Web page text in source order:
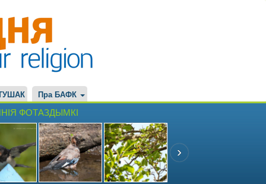
Пра БАФК
ФОТАЗДЫМКІ